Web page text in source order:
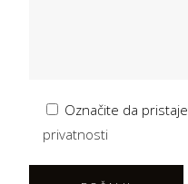
Označite da
privatnosti